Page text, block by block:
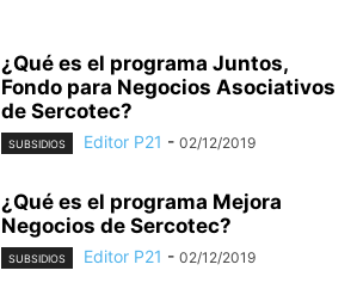
¿Qué es el programa Juntos,
Fondo para Negocios Asociativos
de Sercotec?
SUBSIDIOS Editor P21 - 02/12/2019
¿Qué es el programa Mejora
Negocios de Sercotec?
SUBSIDIOS Editor P21 - 02/12/2019